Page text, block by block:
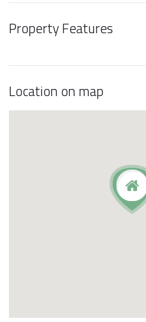
Property Features
Location on map